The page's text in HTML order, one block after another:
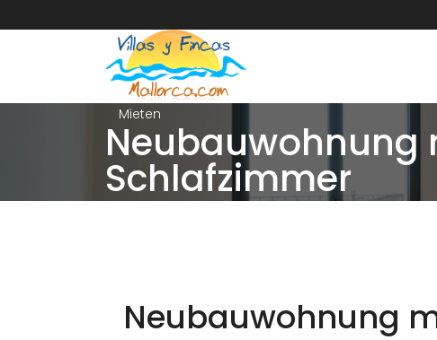
Mieten
Neubauwohnung
Schlafzimmer
Neubauwohnung